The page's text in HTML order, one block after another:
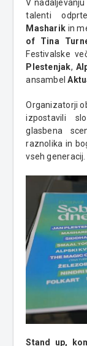
V
talenti
Masharik in
of Tina
Festivalske
Plestenjak,
ansambel
Organizatorji
izpostavili
glasbena
raznolika in
vseh generacij.
Stand up,